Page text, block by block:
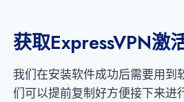
获取ExpressVPN激
我们在安装软件成功后需要用到
们可以提前复制好方便接下来进